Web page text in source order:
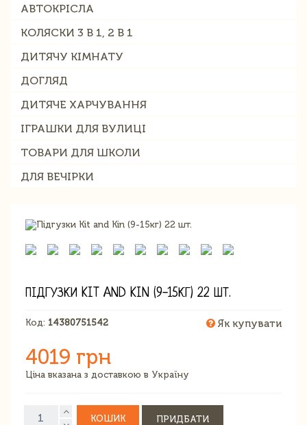
АВТОКРІСЛА
КОЛЯСКИ 3 В 1, 2 В 1
ДИТЯЧУ КІМНАТУ
ДОГЛЯД
ДИТЯЧЕ ХАРЧУВАННЯ
ІГРАШКИ ДЛЯ ВУЛИЦІ
ТОВАРИ ДЛЯ ШКОЛИ
ДЛЯ ВЕЧІРКИ
ПІДГУЗКИ KIT AND KIN (9-15КГ) 22 ШТ.
Код: 14380751542 Як купувати
4019 грн
Ціна вказана з доставкою в Україну
КОШИК ПРИДБАТИ